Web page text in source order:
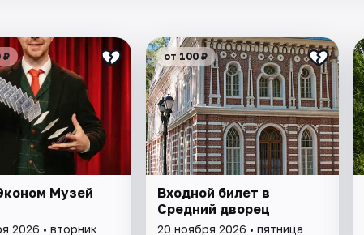
₽
Музей
2026 • вторник
от 100 ₽
Входной билет в
Средний дворец
20 ноября 2026 • пятница